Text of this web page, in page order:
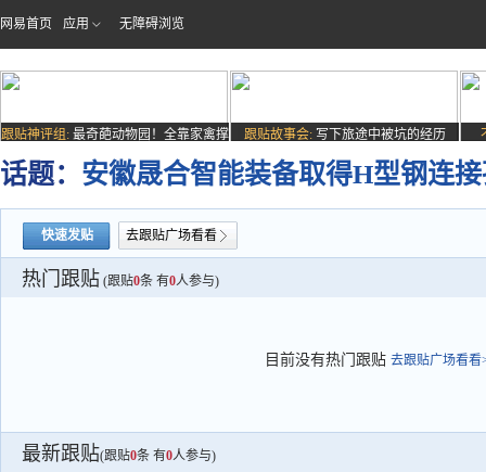
网易首页 应用 无障碍浏览
跟贴神评组: 最奇葩动物园！全靠家禽撑
场子
跟贴故事会: 写下旅途中被坑的经历
话题： 安徽晟合智能装备取得H型钢连
快速发贴 去跟贴广场看看
热门跟贴 (跟贴0条 有0人参与)
目前没有热门跟贴 去跟贴广场看看
最新跟贴(跟贴0条 有0人参与)